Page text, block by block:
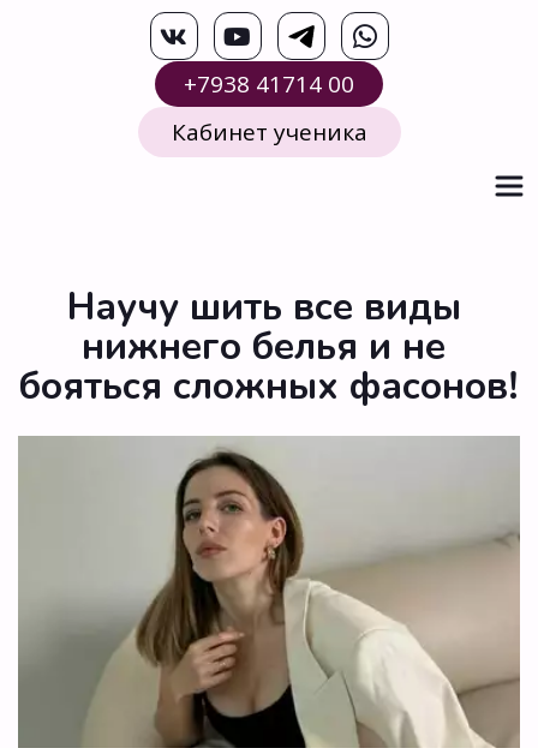
+7938 41714 00
Кабинет ученика
Научу шить все виды
нижнего белья и не
бояться сложных фасонов!